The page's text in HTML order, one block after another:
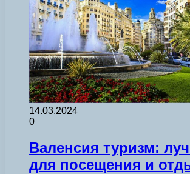
14.03.2024
0
Валенсия туризм:
для посещения и